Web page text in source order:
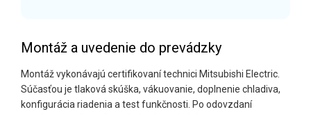
Montáž a uvedenie do prevádzky
Montáž vykonávajú certifikovaní technici Mitsubishi Electric.
Súčasťou je tlaková skúška, vákuovanie, doplnenie chladiva,
konfigurácia riadenia a test funkčnosti. Po odovzdaní